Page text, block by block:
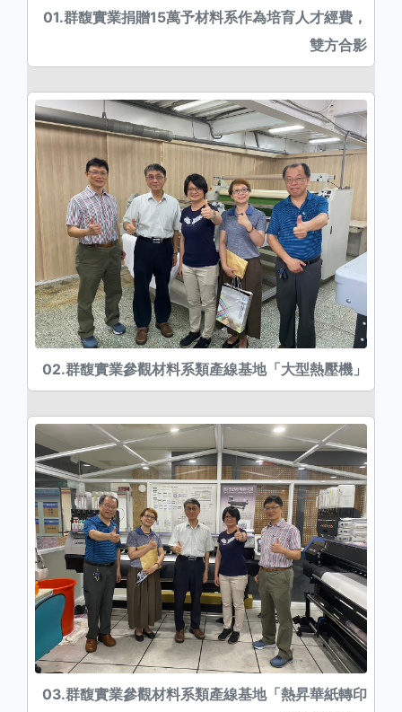
01.群馥實業捐贈15萬予材料系作為培育人才經費，
雙方合影
02.群馥實業參觀材料系類產線基地「大型熱壓機」
03.群馥實業參觀材料系類產線基地「熱昇華紙轉印